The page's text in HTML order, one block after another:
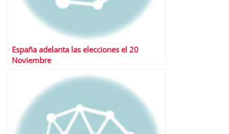
España adelanta las elecciones el 20
Noviembre